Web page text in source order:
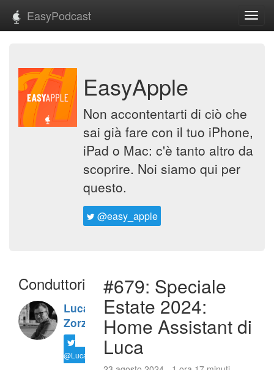
EasyPodcast
EasyApple
Non accontentarti di ciò che
sai già fare con il tuo iPhone,
iPad o Mac: c'è tanto altro da
scoprire. Noi siamo qui per
questo.
@easy_apple
Conduttori
Luca
Zorzi
@LucaTNT
#679: Speciale
Estate 2024:
Home Assistant di
Luca